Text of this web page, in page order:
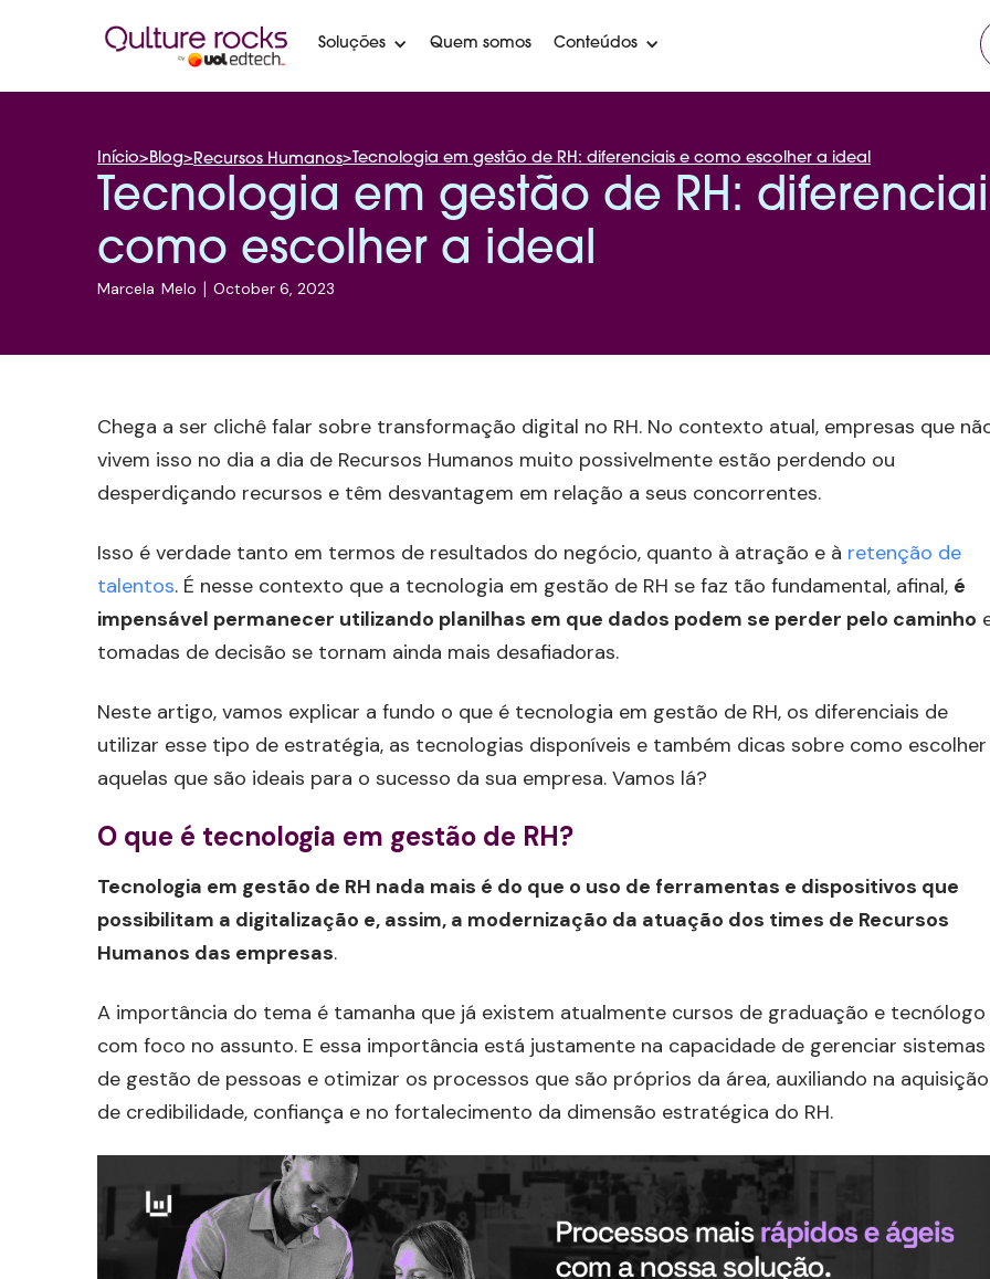
Soluções Quem somos Conteúdos
Início>Blog>Recursos Humanos> Tecnologia em gestão de RH: diferenciais e como escolher a ideal
Tecnologia em gestão de RH:
como escolher a ideal
Marcela Melo | October 6, 2023
Chega a ser clichê falar sobre transformação digital no RH. No contexto atual, empresas que
vivem isso no dia a dia de Recursos Humanos muito possivelmente estão perdendo ou
desperdiçando recursos e têm desvantagem em relação a seus concorrentes.
Isso é verdade tanto em termos de resultados do negócio, quanto à atração e à retenção de
talentos. É nesse contexto que a tecnologia em gestão de RH se faz tão fundamental, afinal, é
impensável permanecer utilizando planilhas em que dados podem se perder pelo caminho
tomadas de decisão se tornam ainda mais desafiadoras.
Neste artigo, vamos explicar a fundo o que é tecnologia em gestão de RH, os diferenciais de
utilizar esse tipo de estratégia, as tecnologias disponíveis e também dicas sobre como escolher
aquelas que são ideais para o sucesso da sua empresa. Vamos lá?
O que é tecnologia em gestão de RH?
Tecnologia em gestão de RH nada mais é do que o uso de ferramentas e dispositivos que
possibilitam a digitalização e, assim, a modernização da atuação dos times de Recursos
Humanos das empresas.
A importância do tema é tamanha que já existem atualmente cursos de graduação e tecnólogo
com foco no assunto. E essa importância está justamente na capacidade de gerenciar sistemas
de gestão de pessoas e otimizar os processos que são próprios da área, auxiliando na aquisição
de credibilidade, confiança e no fortalecimento da dimensão estratégica do RH.